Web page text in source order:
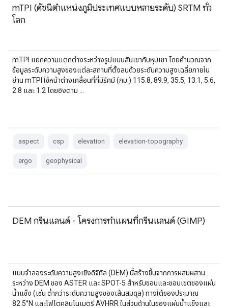
mTPI (ดัชนีตำแหน่งภูมิประเทศแบบหลายระดับ) SRTM ทั่ว
โลก
mTPI แยกความแตกต่างระหว่างรูปแบบสันเขากับหุบเขา โดยคำนวณจาก
ข้อมูลระดับความสูงของแต่ละสถานที่ตั้งลบด้วยระดับความสูงเฉลี่ยภายใน
ย่าน mTPI ใช้หน้าต่างเคลื่อนที่ที่มีรัศมี (กม.) 115.8, 89.9, 35.5, 13.1, 5.6,
2.8 และ 1.2 โดยอิงตาม …
aspect csp elevation elevation-topography
ergo geophysical
DEM กรีนแลนด์ - โครงการทำแผนที่กรีนแลนด์ (GIMP)
แบบจำลองระดับความสูงเชิงดิจิทัล (DEM) นี้สร้างขึ้นจากการผสมผสาน
ระหว่าง DEM ของ ASTER และ SPOT-5 สำหรับขอบและขอบเขตของแผ่น
น้ำแข็ง (เช่น ต่ำกว่าระดับความสูงของเส้นสมดุล) ทางใต้ของประมาณ
82.5°N และโฟโตคลินโนเมตรี AVHRR ในส่วนด้านในของแผ่นน้ำแข็งและ